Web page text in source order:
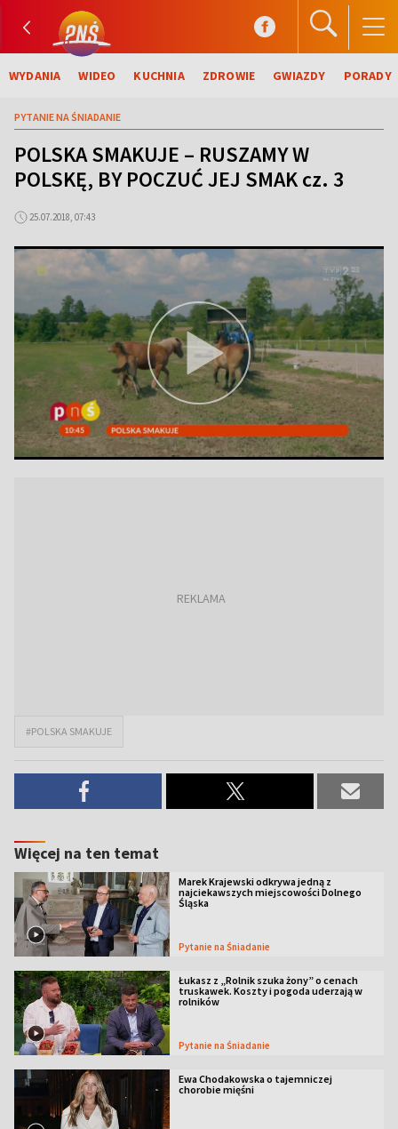
WYDANIA WIDEO KUCHNIA ZDROWIE GWIAZDY PORADY
PYTANIE NA ŚNIADANIE
POLSKA SMAKUJE – RUSZAMY W
POLSKĘ, BY POCZUĆ JEJ SMAK cz. 3
25.07.2018, 07:43
#POLSKA SMAKUJE
Więcej na ten temat
Marek Krajewski odkrywa jedną z
najciekawszych miejscowości Dolnego
Śląska
Pytanie na Śniadanie
Łukasz z „Rolnik szuka żony” o cenach
truskawek. Koszty i pogoda uderzają w
rolników
Pytanie na Śniadanie
Ewa Chodakowska o tajemniczej
chorobie mięśni